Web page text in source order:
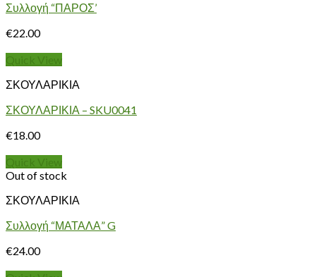
Συλλογή “ΠΑΡΟΣ’
€22.00
Quick View
ΣΚΟΥΛΑΡΙΚΙΑ
ΣΚΟΥΛΑΡΙΚΙΑ – SKU0041
€18.00
Quick View
Out of stock
ΣΚΟΥΛΑΡΙΚΙΑ
Συλλογή “ΜΑΤΑΛΑ” G
€24.00